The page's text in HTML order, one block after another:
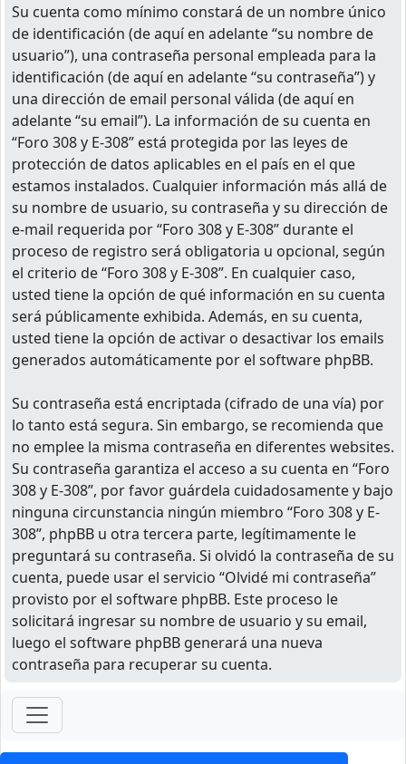
Su cuenta como mínimo constará de un nombre único
de identificación (de aquí en adelante “su nombre de
usuario”), una contraseña personal empleada para la
identificación (de aquí en adelante “su contraseña”) y
una dirección de email personal válida (de aquí en
adelante “su email”). La información de su cuenta en
“Foro 308 y E-308” está protegida por las leyes de
protección de datos aplicables en el país en el que
estamos instalados. Cualquier información más allá de
su nombre de usuario, su contraseña y su dirección de
e-mail requerida por “Foro 308 y E-308” durante el
proceso de registro será obligatoria u opcional, según
el criterio de “Foro 308 y E-308”. En cualquier caso,
usted tiene la opción de qué información en su cuenta
será públicamente exhibida. Además, en su cuenta,
usted tiene la opción de activar o desactivar los emails
generados automáticamente por el software phpBB.
Su contraseña está encriptada (cifrado de una vía) por
lo tanto está segura. Sin embargo, se recomienda que
no emplee la misma contraseña en diferentes websites.
Su contraseña garantiza el acceso a su cuenta en “Foro
308 y E-308”, por favor guárdela cuidadosamente y bajo
ninguna circunstancia ningún miembro “Foro 308 y E-
308”, phpBB u otra tercera parte, legítimamente le
preguntará su contraseña. Si olvidó la contraseña de su
cuenta, puede usar el servicio “Olvidé mi contraseña”
provisto por el software phpBB. Este proceso le
solicitará ingresar su nombre de usuario y su email,
luego el software phpBB generará una nueva
contraseña para recuperar su cuenta.
ForoClub 2025